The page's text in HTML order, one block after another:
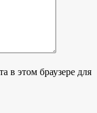
в этом браузере для